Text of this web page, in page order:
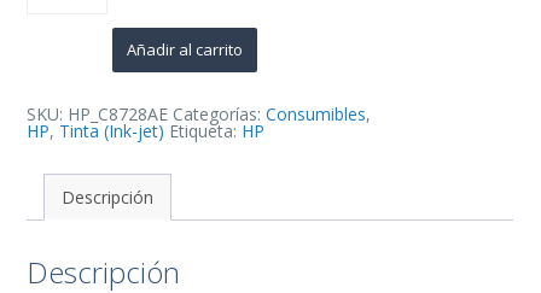
C8728AE
cantidad
Añadir al carrito
SKU: HP_C8728AE Categorías:Consumibles,
HP, Tinta (Ink-jet) Etiqueta: HP
Descripción
Descripción